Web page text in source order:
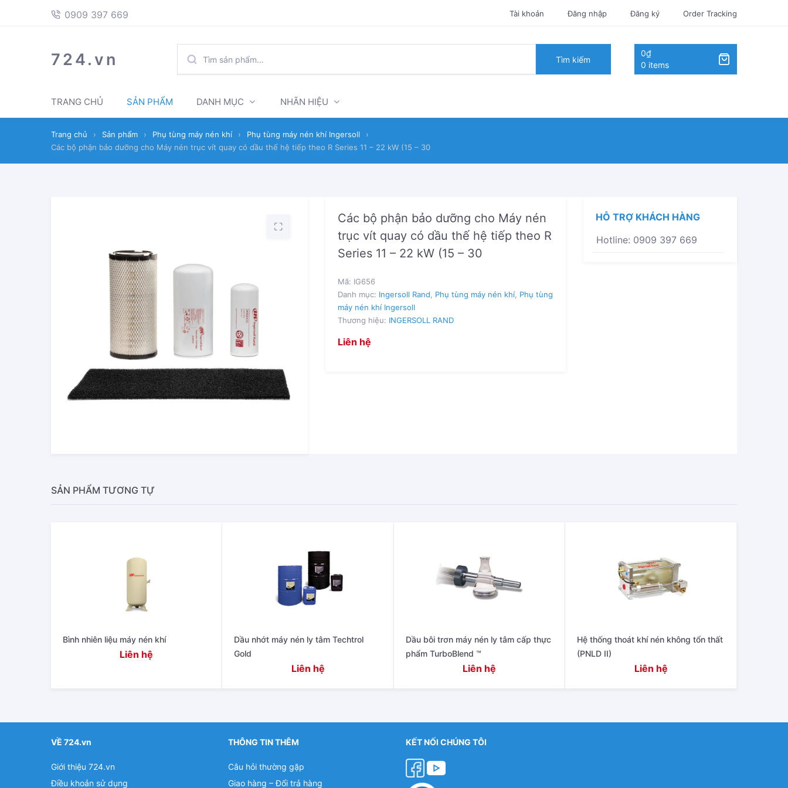
Skip
Skip
669
0909 397 669 Tài khoản Đăng nhập Đăng ký Order Tracking
724.vn
KIẾM:
Tìm kiếm
0₫
0 items
TRANG CHỦ SẢN PHẨM DANH MỤC NHÃN HIỆU
Trang chủ › Sản phẩm › Phụ tùng máy nén khí › Phụ tùng máy nén khí Ingersoll
›
Các bộ phận bảo dưỡng cho Máy nén trục vít quay có dầu thế hệ tiếp theo R Series 11 – 22 kW (15 – 30
Các bộ phận bảo dưỡng cho Máy nén
trục vít quay có dầu thế hệ tiếp theo R
Series 11 – 22 kW (15 – 30
Liên hệ
Mã: IG656
Danh mục: Ingersoll Rand Phụ tùng máy nén khí Phụ tùng
máy nén khí Ingersoll
Thương hiệu: INGERSOLL RAND
HỖ TRỢ KHÁCH HÀNG
Hotline: 0909 397 669
SẢN PHẨM TƯƠNG TỰ
Bình nhiên liệu máy nén khí
Liên hệ
Dầu nhớt máy nén ly tâm Techtrol
Gold
Liên hệ
Dầu bôi trơn máy nén ly tâm cấp thực
phẩm TurboBlend ™
Liên hệ
Hệ thống thoát khí nén không tổn thất
(PNLD II)
Liên hệ
VỀ 724.vn
Giới thiệu 724.vn
Điều khoản sử dụng
THÔNG TIN THÊM
Câu hỏi thường gặp
Giao hàng – Đổi trả hàng
KẾT NỐI CHÚNG TÔI